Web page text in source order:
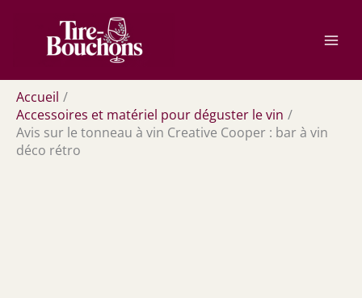
contenu
Accueil
Accessoires et matériel pour déguster le vin
Avis sur le tonneau à vin Creative Cooper : bar à vin
déco rétro